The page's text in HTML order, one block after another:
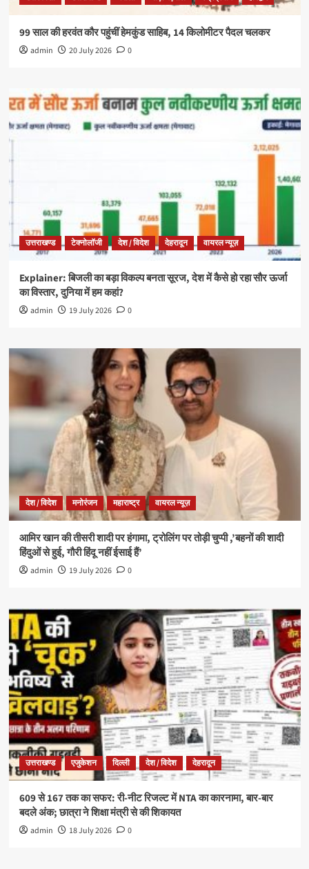
99 साल की हरवंत कौर पहुंचीं हेमकुंड साहिब, 14 किलोमीटर पैदल चलकर
admin 20 July 2026 0
उत्तराखण्ड टेक्नोलॉजी देश / विदेश देहरादून वायरल न्यूज़
Explainer: बिजली का बड़ा विकल्प बनता सूरज, देश में कैसे हो रहा सौर ऊर्जा
का विस्तार, दुनिया में हम कहां?
admin 19 July 2026 0
देश / विदेश मनोरंजन महाराष्ट्र वायरल न्यूज़
आमिर खान की तीसरी शादी पर हंगामा, ट्रोलिंग पर तोड़ी चुप्पी ,’बहनों की शादी
हिंदुओं से हुई, गौरी हिंदू नहीं ईसाई हैं’
admin 19 July 2026 0
उत्तराखण्ड एजुकेशन दिल्ली देश / विदेश देहरादून
609 से 167 तक का सफर: री-नीट रिजल्ट में NTA का कारनामा, बार-बार
बदले अंक; छात्रा ने शिक्षा मंत्री से की शिकायत
admin 18 July 2026 0